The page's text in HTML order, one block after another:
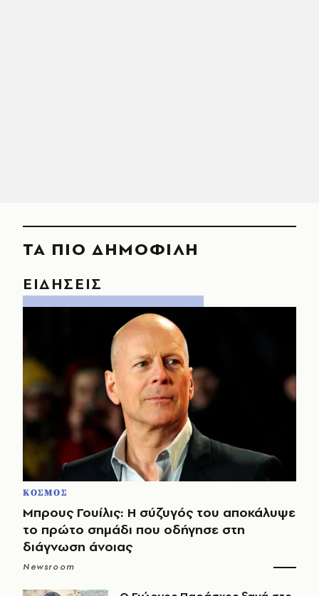
ΤΑ ΠΙΟ ΔΗΜΟΦΙΛΗ
ΕΙΔΗΣΕΙΣ
ΚΟΣΜΟΣ
Μπρους Γουίλις: Η σύζυγός του αποκάλυψε
το πρώτο σημάδι που οδήγησε στη
διάγνωση άνοιας
Newsroom